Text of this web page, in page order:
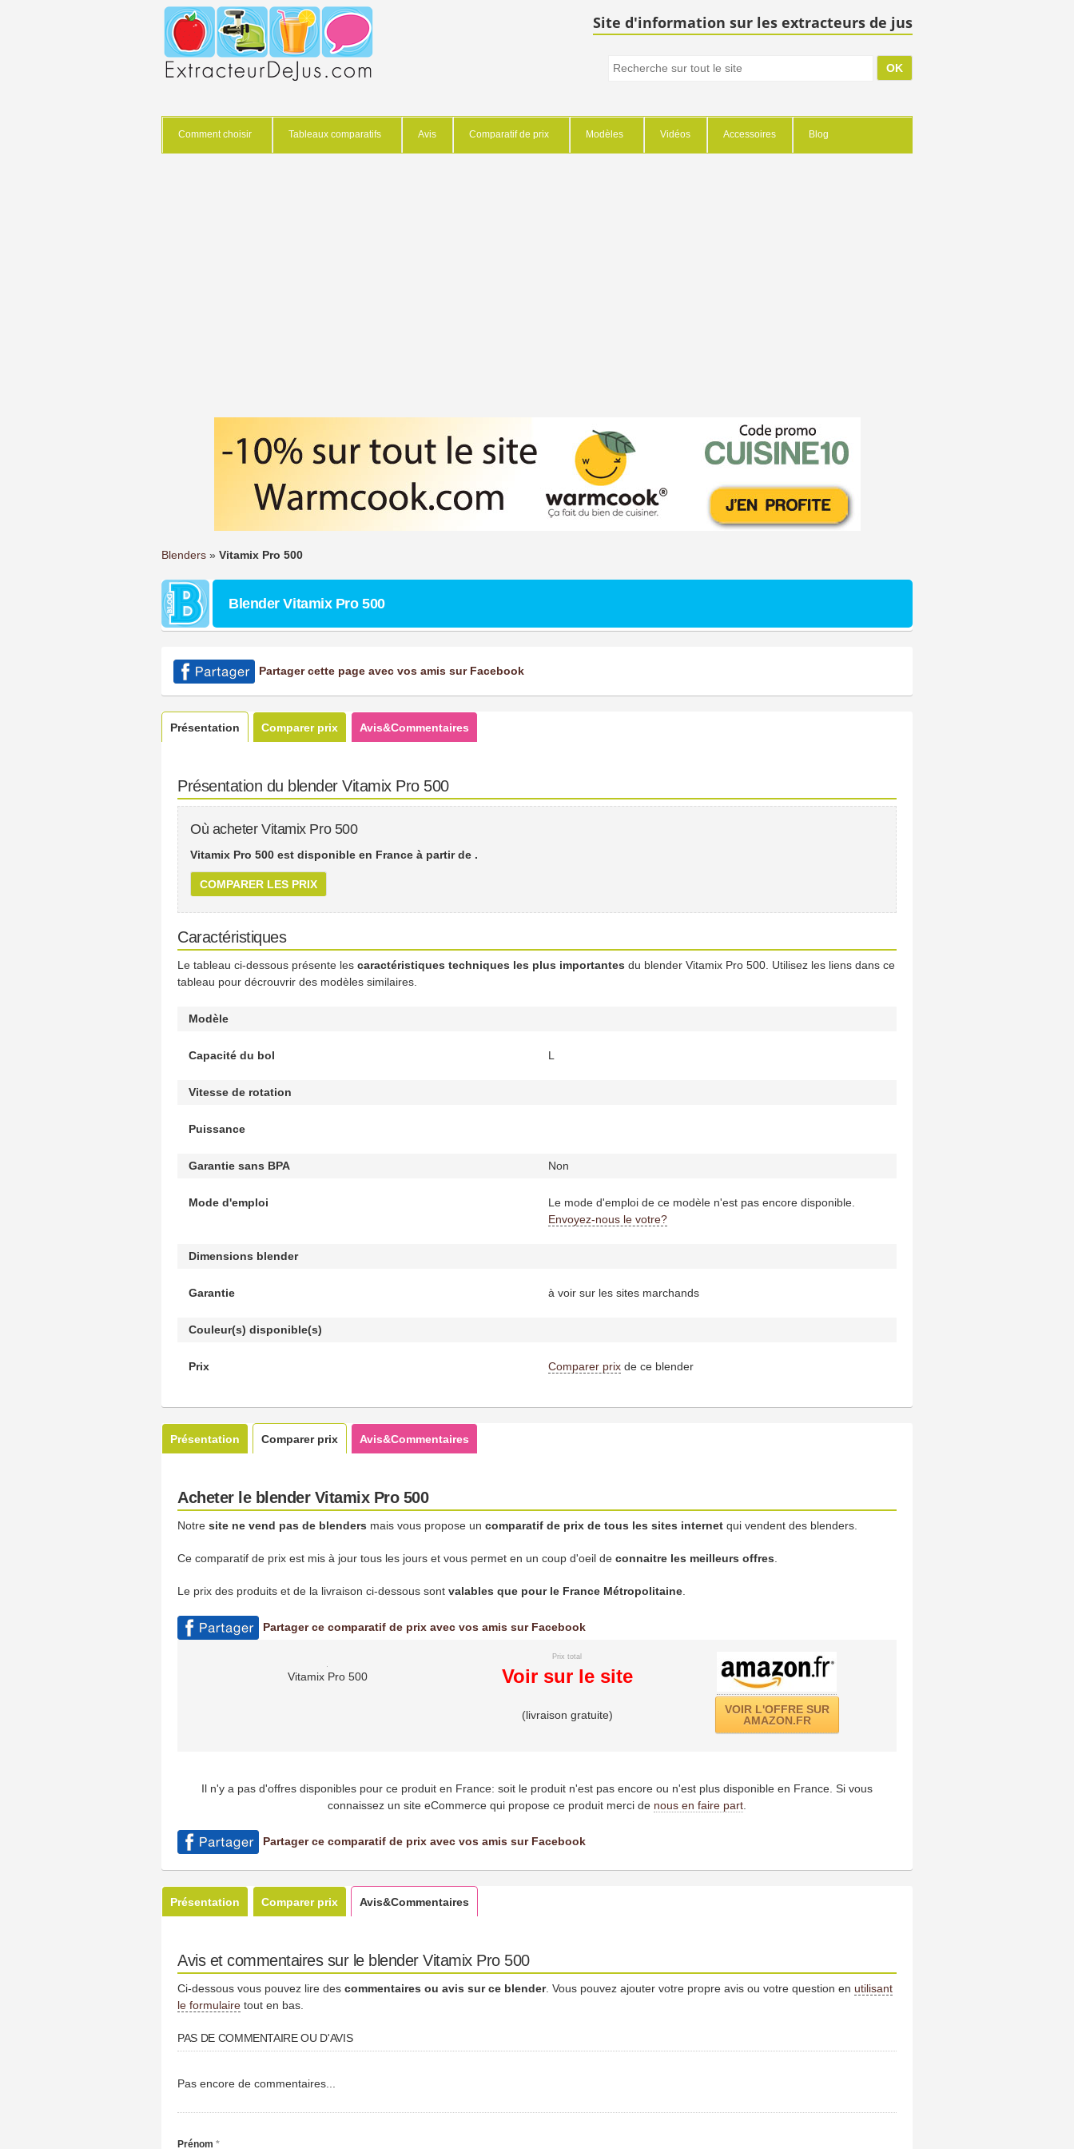
Site d'information sur les extracteurs de jus
Comment choisir Tableaux comparatifs Avis Comparatif de prix Modèles Vidéos Accessoires Blog
Blenders » Vitamix Pro 500
Blender Vitamix Pro 500
Partager cette page avec vos amis sur Facebook
Présentation Comparer prix Avis&Commentaires
Présentation du blender Vitamix Pro 500
Où acheter Vitamix Pro 500
Vitamix Pro 500 est disponible en France à partir de .
COMPARER LES PRIX
Caractéristiques
Le tableau ci-dessous présente les caractéristiques techniques les plus importantes du blender Vitamix Pro 500. Utilisez les liens dans ce
tableau pour décrouvrir des modèles similaires.
Modèle
Capacité du bol L
Vitesse de rotation
Puissance
Garantie sans BPA Non
Mode d'emploi
Le mode d'emploi de ce modèle n'est pas encore disponible.
Envoyez-nous le votre?
Dimensions blender
Garantie à voir sur les sites marchands
Couleur(s) disponible(s)
Prix Comparer prixde ce blender
Présentation Comparer prix Avis&Commentaires
Acheter le blender Vitamix Pro 500
Notre site ne vend pas de blenders mais vous propose un comparatif de prix de tous les sites internet qui vendent des blenders.
Ce comparatif de prix est mis à jour tous les jours et vous permet en un coup d'oeil de connaitre les meilleurs offres
Le prix des produits et de la livraison ci-dessous sont valables que pour le France Métropolitaine
Partager ce comparatif de prix avec vos amis sur Facebook
Vitamix Pro 500
Prix total
Voir sur le site
(livraison gratuite)
VOIR L'OFFRE SUR
AMAZON.FR
Il n'y a pas d'offres disponibles pour ce produit en France: soit le produit n'est pas encore ou n'est plus disponible en France. Si vous
connaissez un site eCommerce qui propose ce produit merci de nous en faire part
Partager ce comparatif de prix avec vos amis sur Facebook
Présentation Comparer prix Avis&Commentaires
Avis et commentaires sur le blender Vitamix Pro 500
Ci-dessous vous pouvez lire des commentaires ou avis sur ce blender. Vous pouvez ajouter votre propre avis ou votre question en utilisant
le formulaire tout en bas.
PAS DE COMMENTAIRE OU D'AVIS
Pas encore de commentaires...
Prénom *